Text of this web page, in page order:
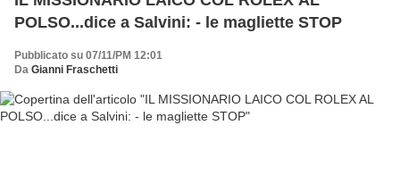
POLSO...dice a Salvini: - le magliette STOP
Pubblicato su 07/11/PM 12:01
Da Gianni Fraschetti